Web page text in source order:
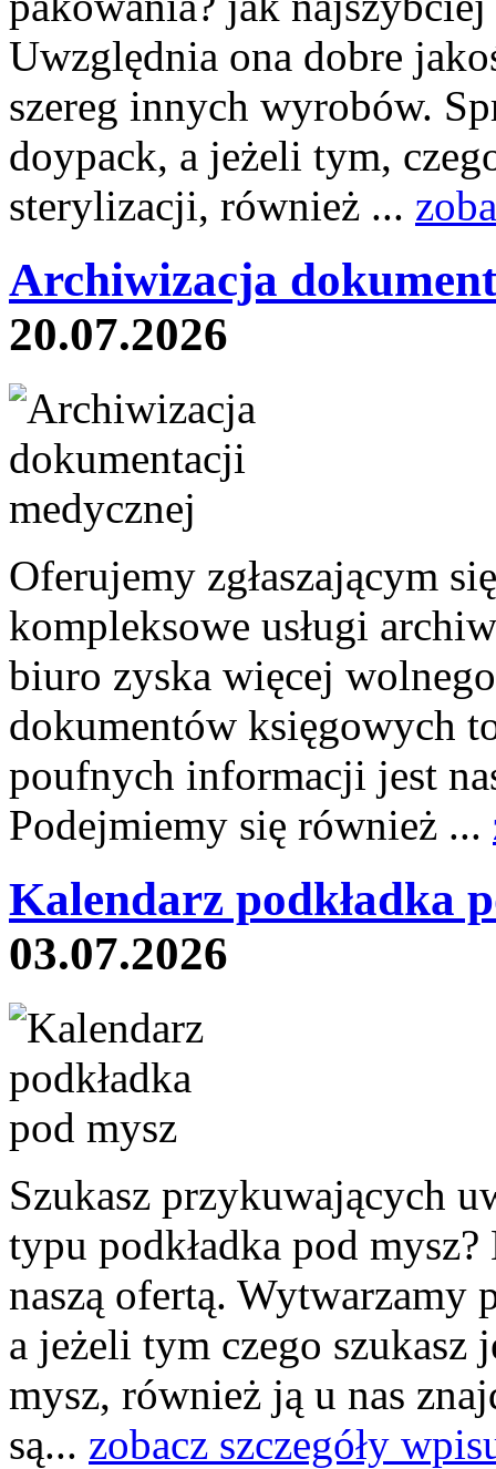
Uwzględnia ona dobre
szereg innych wyrobów.
doypack, a jeżeli tym,
sterylizacji, również ...
Archiwizacja
20.07.2026
Oferujemy zgłaszającym
kompleksowe usługi
biuro zyska więcej
dokumentów księgowych
poufnych informacji jest
Podejmiemy się również ...
Kalendarz podkładka
03.07.2026
Szukasz przykuwających
typu podkładka pod
naszą ofertą. Wytwarzamy
a jeżeli tym czego szukasz
mysz, również ją u nas
są... zobacz szczegóły